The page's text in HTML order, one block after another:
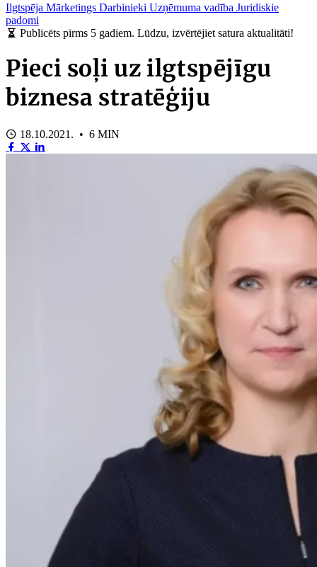
Ilgtspēja Mārketings Darbinieki Uzņēmuma vadība Juridiskie
padomi
Publicēts pirms 5 gadiem. Lūdzu, izvērtējiet satura aktualitāti!
Pieci soļi uz ilgtspējīgu
biznesa stratēģiju
18.10.2021. • 6 MIN